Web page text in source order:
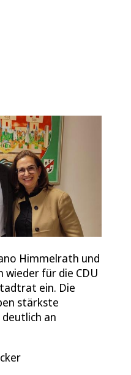
Himmelrath und
wieder für die CDU
ein. Die
stärkste
an